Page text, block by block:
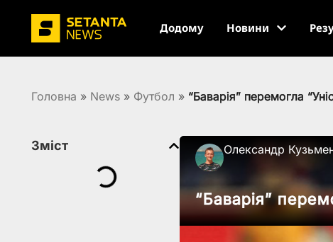
Додому Новини
Головна » News » Футбол » “Баварія” перемогла
Зміст Олександр
“Баварія”